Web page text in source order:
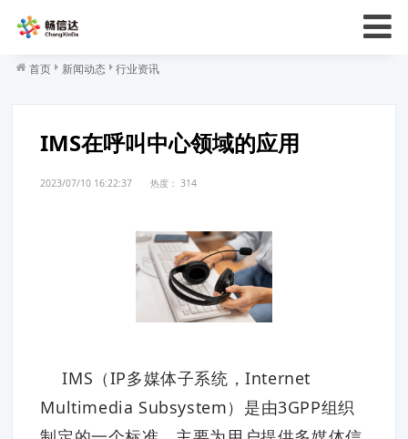
首页 新闻动态 行业资讯
IMS在呼叫中心领域的应用
2023/07/10 16:22:37 热度：314
IMS（IP多媒体子系统，Internet
Multimedia Subsystem）是由3GPP组织